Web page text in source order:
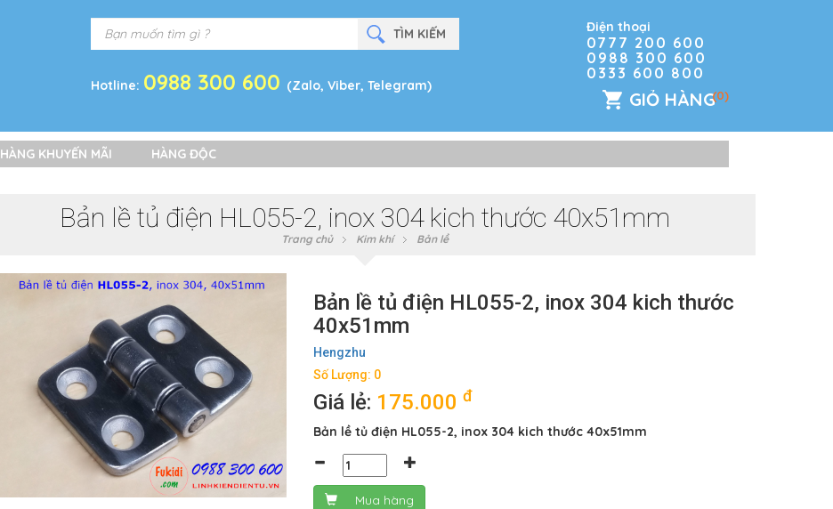
Hotline: 0988 300 600 (Zalo, Viber, Telegram)
Điện thoại
0777 200 600
0988 300 600
0333 600 800
GIỎ HÀNG(0)
HÀNG KHUYẾN MÃI HÀNG ĐỘC
Bản lề tủ điện HL055-2, inox 304 kich thước 40x51mm
Trang chủ Kim khí Bản lề
Bản lề tủ điện HL055-2, inox 304 kich thước
40x51mm
Hengzhu
Số Lượng: 0
Giá lẻ: 175.000đ
Bản lề tủ điện HL055-2, inox 304 kich thước 40x51mm
Mua hàng